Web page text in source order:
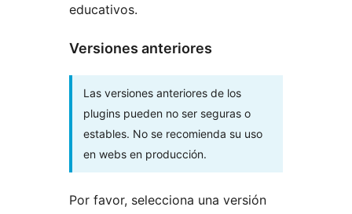
educativos.
Versiones anteriores
Las versiones anteriores de los
plugins pueden no ser seguras o
estables. No se recomienda su uso
en webs en producción.
Por favor, selecciona una versión